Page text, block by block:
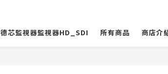
德芯監視器監視器HD_SDI 所有商品 商店介